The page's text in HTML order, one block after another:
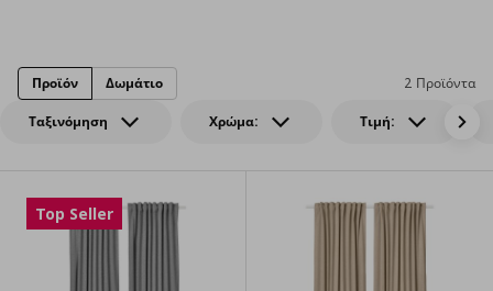
Ταξινόμηση Χρώμα: Τιμή:
2 Προϊόντα
Προϊόν Δωμάτιο
Top Seller